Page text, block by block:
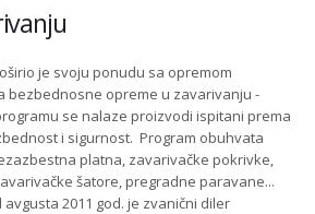
je svoju ponudu sa opremom
bezbednosne opreme u zavarivanju -
se nalaze proizvodi ispitani prema
i sigurnost. Program obuhvata
platna, zavarivačke pokrivke,
šatore, pregradne paravane...
avgusta 2011 god. je zvanični diler